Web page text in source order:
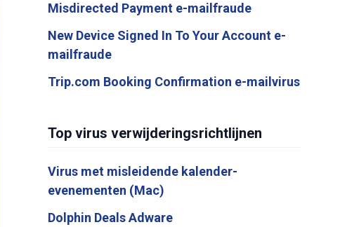
Misdirected Payment e-mailfraude
New Device Signed In To Your Account e-
mailfraude
Trip.com Booking Confirmation e-mailvirus
Top virus verwijderingsrichtlijnen
Virus met misleidende kalender-
evenementen (Mac)
Dolphin Deals Adware